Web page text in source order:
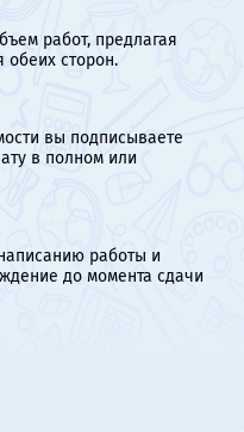
работ, предлагая
сторон.
вы подписываете
в полном или
работы и
до момента сдачи